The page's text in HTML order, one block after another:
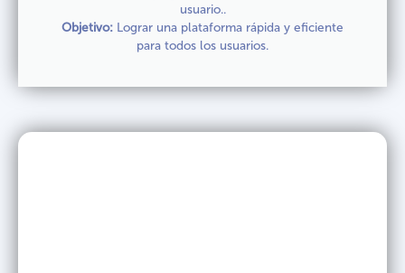
usuario..
Objetivo: Lograr una plataforma rápida y eficiente
para todos los usuarios.